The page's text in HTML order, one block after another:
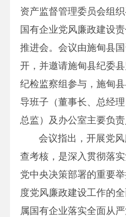
资产监督管理委员会组
国有企业党风廉政建设
推进会。会议由施甸县
开，并邀请施甸县纪委
纪检监察组参与，施甸
导班子（董事长、总经
总监）及办公室主要负责
会议指出，开展党
查考核，是深入贯彻落
党中央决策部署的重要
度党风廉政建设工作的
属国有企业落实全面从